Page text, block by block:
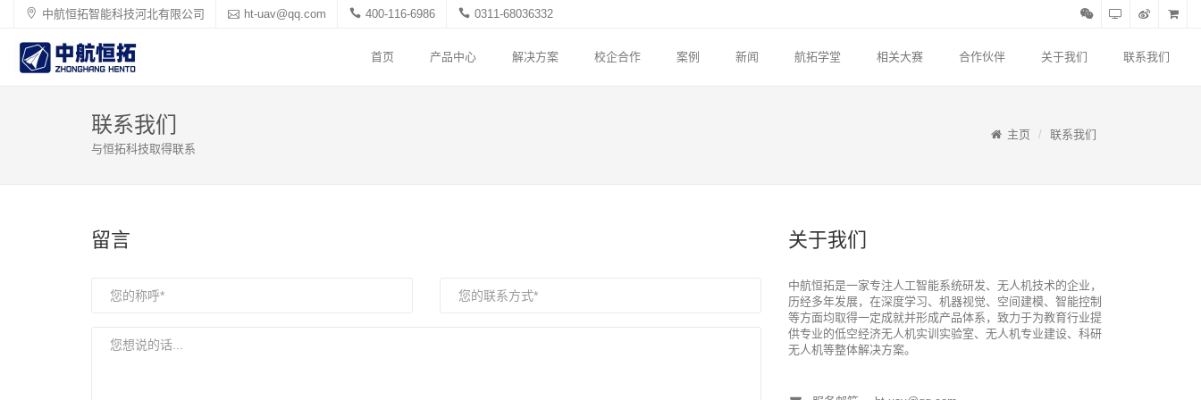
中航恒拓智能科技河北有限公司 ht-uav@qq.com 400-116-6986 0311-68036332
首页 产品中心 解决方案 校企合作 案例 新闻 航拓学堂 相关大赛 合作伙伴 关于我们 联系我们
联系我们
与恒拓科技取得联系
主页 联系我们
留言 关于我们
中航恒拓是一家专注人工智能系统研发、无人机技术的企业，
历经多年发展，在深度学习、机器视觉、空间建模、智能控制
等方面均取得一定成就并形成产品体系，致力于为教育行业提
供专业的低空经济无人机实训实验室、无人机专业建设、科研
无人机等整体解决方案。